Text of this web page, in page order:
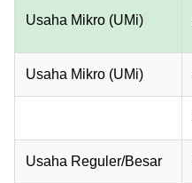
Usaha Mikro (UMi)
Usaha Mikro (UMi)
Usaha Reguler/Besar